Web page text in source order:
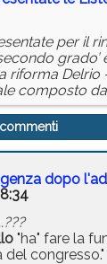
per il
riforma Delrio
composto
dopo
"ha" fare la
congresso."